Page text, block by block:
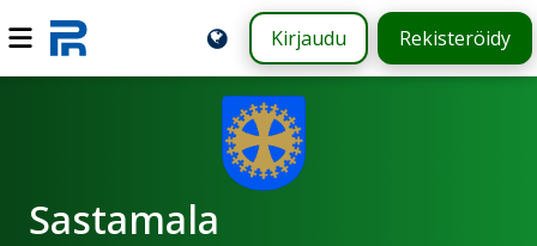
Kirjaudu Rekisteröidy
Sastamala